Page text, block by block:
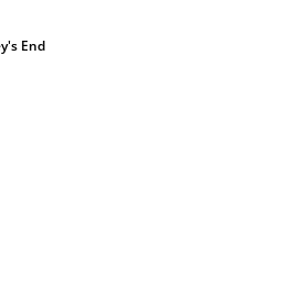
End